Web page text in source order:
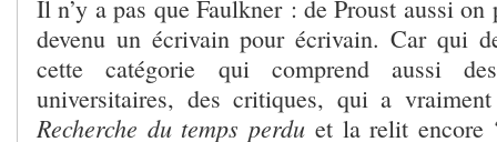
Il n’y a pas que Faulkner : de Proust aussi
devenu un écrivain pour écrivain. Car qui
cette catégorie qui comprend aussi
universitaires, des critiques, qui a
Recherche du temps perduet la relit encore